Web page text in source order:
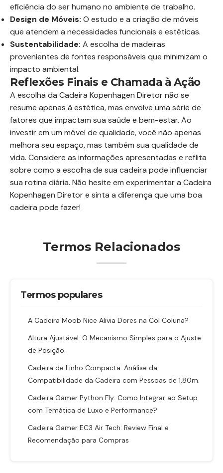
eficiência do ser humano no ambiente de trabalho.
Design de Móveis: O estudo e a criação de móveis
que atendem a necessidades funcionais e estéticas.
Sustentabilidade: A escolha de madeiras
provenientes de fontes responsáveis que minimizam o
impacto ambiental.
Reflexões Finais e Chamada à Ação
A escolha da Cadeira Kopenhagen Diretor não se
resume apenas à estética, mas envolve uma série de
fatores que impactam sua saúde e bem-estar. Ao
investir em um móvel de qualidade, você não apenas
melhora seu espaço, mas também sua qualidade de
vida. Considere as informações apresentadas e reflita
sobre como a escolha de sua cadeira pode influenciar
sua rotina diária. Não hesite em experimentar a Cadeira
Kopenhagen Diretor e sinta a diferença que uma boa
cadeira pode fazer!
Termos Relacionados
Termos populares
A Cadeira Moob Nice Alivia Dores na Col Coluna?
Altura Ajustável: O Mecanismo Simples para o Ajuste
de Posição.
Cadeira de Linho Compacta: Análise da
Compatibilidade da Cadeira com Pessoas de 1,80m.
Cadeira Gamer Python Fly: Como Integrar ao Setup
com Temática de Luxo e Performance?
Cadeira Gamer EC3 Air Tech: Review Final e
Recomendação para Compras